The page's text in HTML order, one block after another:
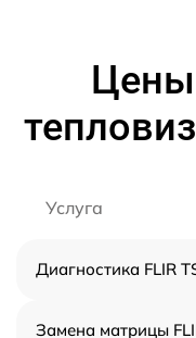
Услуга
Диагностика FLIR
Замена матрицы